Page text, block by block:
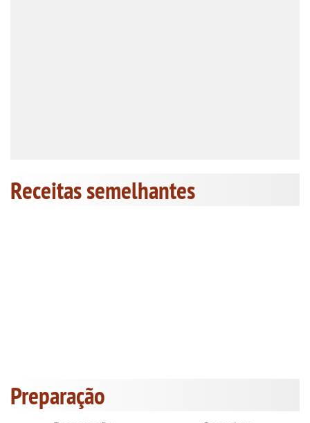
Receitas semelhantes
Preparação